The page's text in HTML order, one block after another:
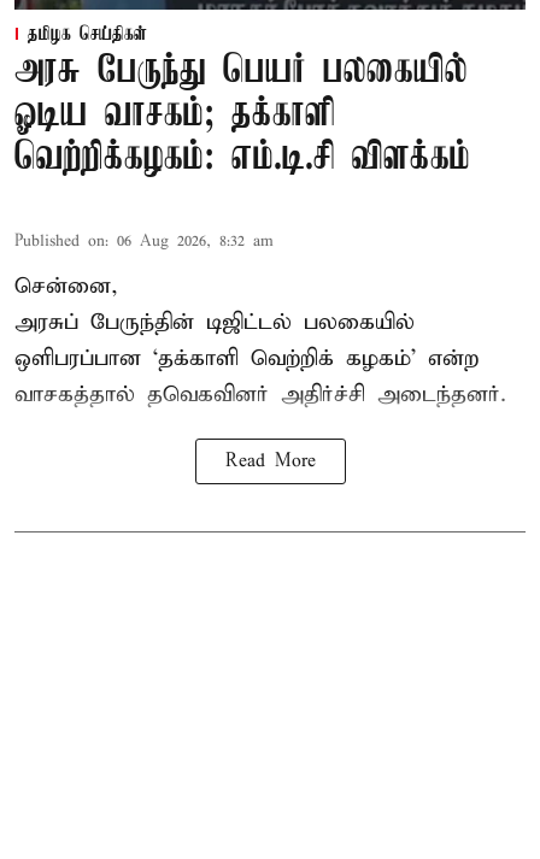
தமிழக செய்திகள்
அரசு பேருந்து பெயர் பலகையில்
ஓடிய வாசகம்; தக்காளி
வெற்றிக்கழகம்: எம்.டி.சி விளக்கம்
Published on: 06 Aug 2026, 8:32 am
சென்னை,
அரசுப் பேருந்தின் டிஜிட்டல் பலகையில்
ஒளிபரப்பான ‘தக்காளி வெற்றிக் கழகம்’ என்ற
வாசகத்தால் தவெகவினர் அதிர்ச்சி அடைந்தனர்.
Read More